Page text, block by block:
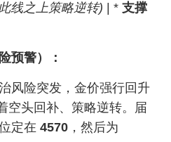
线之上策略逆转) | *支撑
预警）：
风险突发，金价强行回升
空头回补、策略逆转。届
定在4570 ，然后为